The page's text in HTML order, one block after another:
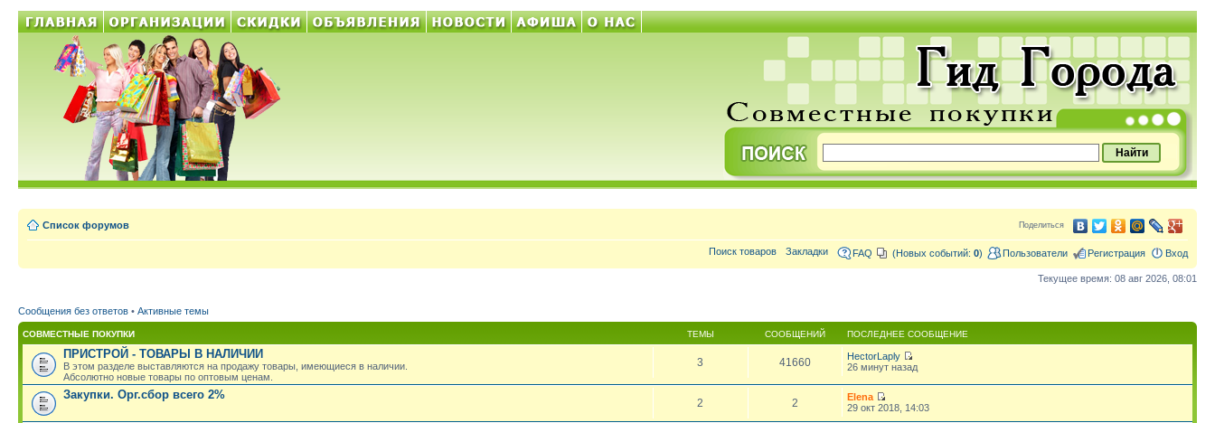
Список форумов Поделиться
FAQ (Новых событий: 0) Пользователи Регистрация Вход
Поиск товаров Закладки
Текущее время: 08 авг 2026, 08:01
Сообщения без ответов • Активные темы
СОВМЕСТНЫЕ ПОКУПКИ ТЕМЫ СООБЩЕНИЙ ПОСЛЕДНЕЕ СООБЩЕНИЕ
ПРИСТРОЙ - ТОВАРЫ В НАЛИЧИИ
В этом разделе выставляются на продажу товары, имеющиеся в наличии.
Абсолютно новые товары по оптовым ценам.
3 41660
HectorLaply
26 минут назад
Закупки. Орг.сбор всего 2%
2 2
Elena
29 окт 2018, 14:03